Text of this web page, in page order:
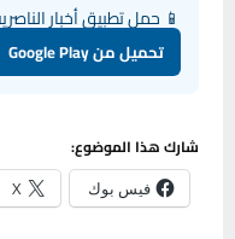
📱 حمل تطبيق أخبار
تحميل من Google Play
شارك هذا الموضوع:
فيس بوك X